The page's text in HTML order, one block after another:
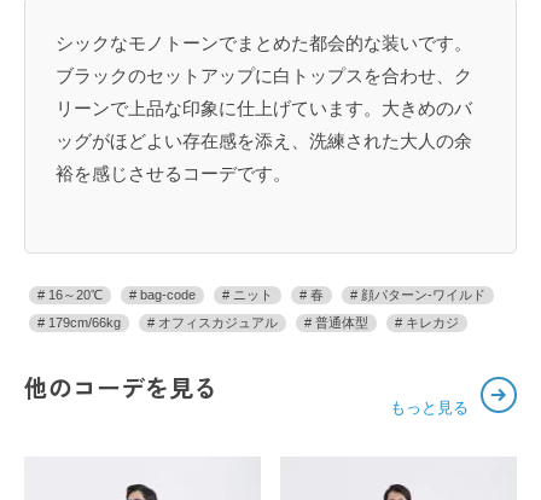
シックなモノトーンでまとめた都会的な装いです。
ブラックのセットアップに白トップスを合わせ、ク
リーンで上品な印象に仕上げています。大きめのバ
ッグがほどよい存在感を添え、洗練された大人の余
裕を感じさせるコーデです。
16～20℃ bag-code ニット 春
顔パターン-ワイルド
179cm/66kg
オフィスカジュアル 普通体型 キレカジ
他のコーデを見る
もっと見る